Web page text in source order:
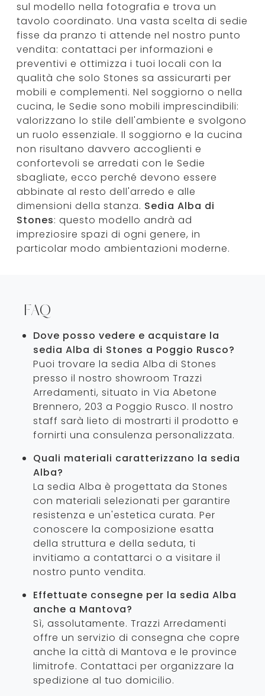
sul modello nella fotografia e trova un
tavolo coordinato. Una vasta scelta di sedie
fisse da pranzo ti attende nel nostro punto
vendita: contattaci per informazioni e
preventivi e ottimizza i tuoi locali con la
qualità che solo Stones sa assicurarti per
mobili e complementi. Nel soggiorno o nella
cucina, le Sedie sono mobili imprescindibili:
valorizzano lo stile dell'ambiente e svolgono
un ruolo essenziale. Il soggiorno e la cucina
non risultano davvero accoglienti e
confortevoli se arredati con le Sedie
sbagliate, ecco perché devono essere
abbinate al resto dell'arredo e alle
dimensioni della stanza. Sedia Alba di
Stones: questo modello andrà ad
impreziosire spazi di ogni genere, in
particolar modo ambientazioni moderne.
FAQ
Dove posso vedere e acquistare la
sedia Alba di Stones a Poggio Rusco?
Puoi trovare la sedia Alba di Stones
presso il nostro showroom Trazzi
Arredamenti, situato in Via Abetone
Brennero, 203 a Poggio Rusco. Il nostro
staff sarà lieto di mostrarti il prodotto e
fornirti una consulenza personalizzata.
Quali materiali caratterizzano la sedia
Alba?
La sedia Alba è progettata da Stones
con materiali selezionati per garantire
resistenza e un'estetica curata. Per
conoscere la composizione esatta
della struttura e della seduta, ti
invitiamo a contattarci o a visitare il
nostro punto vendita.
Effettuate consegne per la sedia Alba
anche a Mantova?
Sì, assolutamente. Trazzi Arredamenti
offre un servizio di consegna che copre
anche la città di Mantova e le province
limitrofe. Contattaci per organizzare la
spedizione al tuo domicilio.